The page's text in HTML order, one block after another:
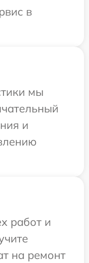
в
мы
и
работ и
на ремонт